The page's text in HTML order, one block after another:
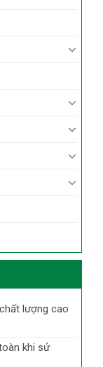
lượng cao
khi sử